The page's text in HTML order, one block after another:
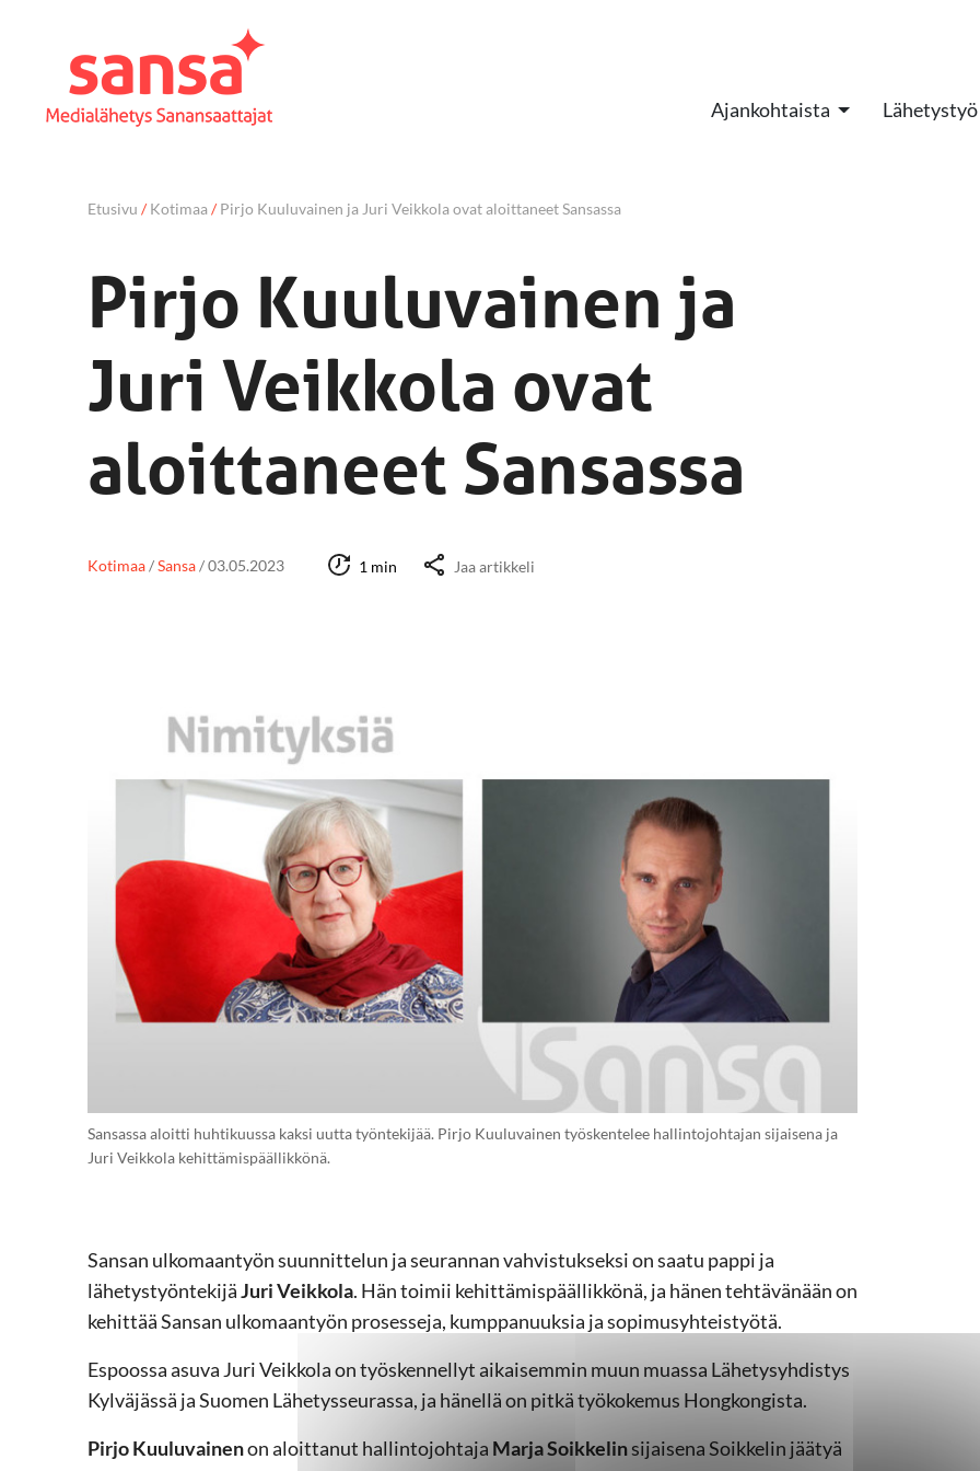
Ajankohtaista Lähetystyö
Etusivu /Kotimaa/Pirjo Kuuluvainen ja Juri Veikkola ovat aloittaneet Sansassa
Pirjo Kuuluvainen ja
Juri Veikkola ovat
aloittaneet Sansassa
Kotimaa/Sansa/03.05.2023 1 min Jaa artikkeli
Sansassa aloitti huhtikuussa kaksi uutta työntekijää. Pirjo Kuuluvainen työskentelee hallintojohtajan sijaisena ja
Juri Veikkola kehittämispäällikkönä.
Sansan ulkomaantyön suunnittelun ja seurannan vahvistukseksi on saatu pappi ja
lähetystyöntekijäJuri Veikkola. Hän toimii kehittämispäällikkönä, ja hänen tehtävänään on
kehittää Sansan ulkomaantyön prosesseja, kumppanuuksia ja sopimusyhteistyötä.
Espoossa asuva Juri Veikkola on työskennellyt aikaisemmin muun muassa Lähetysyhdistys
Kylväjässä ja Suomen Lähetysseurassa, ja hänellä on pitkä työkokemus Hongkongista.
Pirjo Kuuluvainenon aloittanut hallintojohtaja Marja Soikkelinsijaisena Soikkelin jäätyä